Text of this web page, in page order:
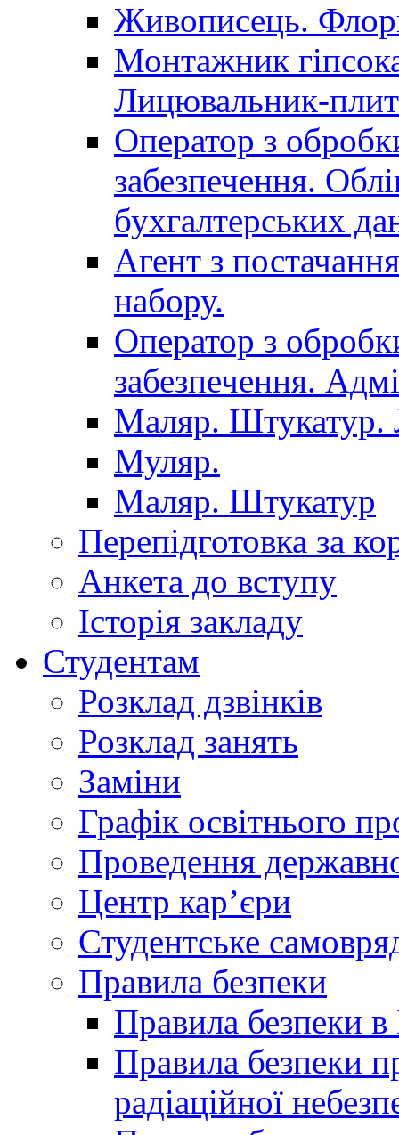
Живописець.
Монтажник
Лицювальник-
Оператор з
забезпечення.
бухгалтерських
Агент з
набору.
Оператор з
забезпечення.
Маляр. Штукатур.
Муляр.
Маляр. Штукатур
Перепідготовка за
Анкета до вступу
Історія закладу
Студентам
Розклад дзвінків
Розклад занять
Заміни
Графік освітнього
Проведення
Центр кар’єри
Студентське
Правила безпеки
Правила безпеки в
Правила безпеки
радіаційної